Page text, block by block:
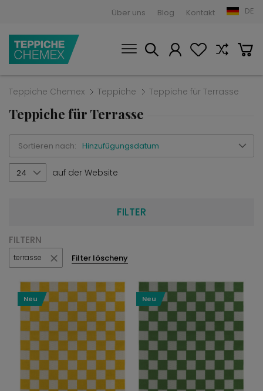
Über uns Blog Kontakt DE
Teppiche Chemex Teppiche Teppiche für Terrasse
Teppiche für Terrasse
Sortieren nach: Hinzufügungsdatum
24 auf der Website
FILTER
FILTERN
terrasse Filter löscheny
Neu Neu